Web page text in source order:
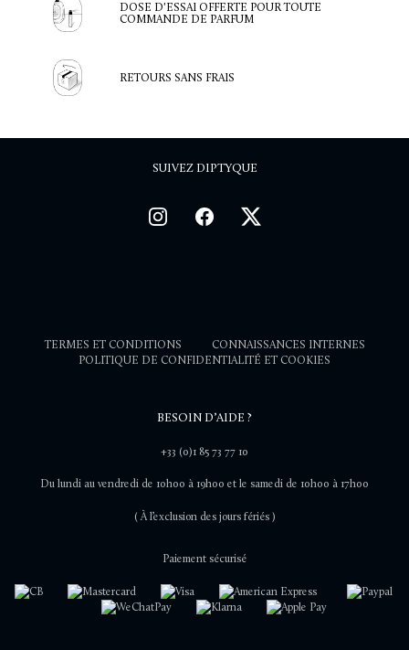
DOSE D'ESSAI OFFERTE POUR TOUTE
COMMANDE DE PARFUM
RETOURS SANS FRAIS
SUIVEZ DIPTYQUE
TERMES ET CONDITIONS
CONNAISSANCES INTERNES
POLITIQUE DE CONFIDENTIALITÉ ET COOKIES
BESOIN D’AIDE ?
+33 (0)1 85 73 77 10
Du lundi au vendredi de 10h00 à 19h00 et le samedi de 10h00 à 17h00
( À l’exclusion des jours fériés )
Paiement sécurisé